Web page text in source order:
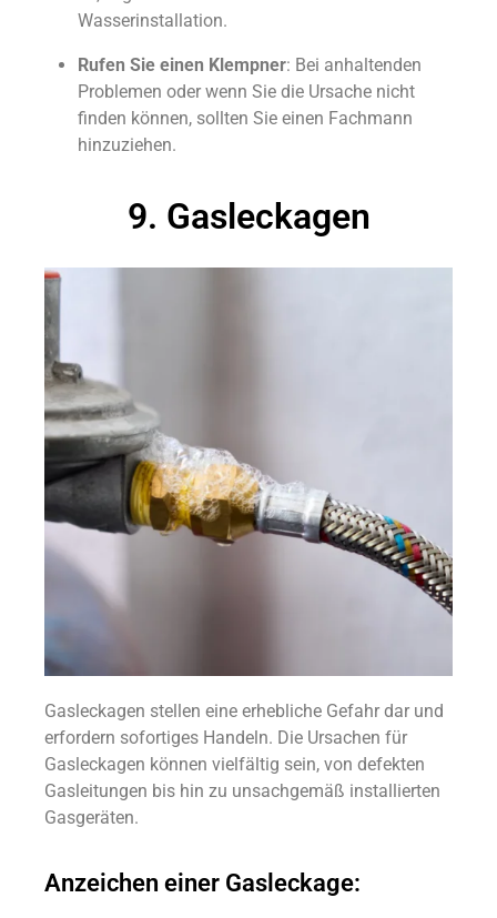
Wasserinstallation.
Rufen Sie einen Klempner: Bei anhaltenden
Problemen oder wenn Sie die Ursache nicht
finden können, sollten Sie einen Fachmann
hinzuziehen.
9. Gasleckagen
Gasleckagen stellen eine erhebliche Gefahr dar und
erfordern sofortiges Handeln. Die Ursachen für
Gasleckagen können vielfältig sein, von defekten
Gasleitungen bis hin zu unsachgemäß installierten
Gasgeräten.
Anzeichen einer Gasleckage: